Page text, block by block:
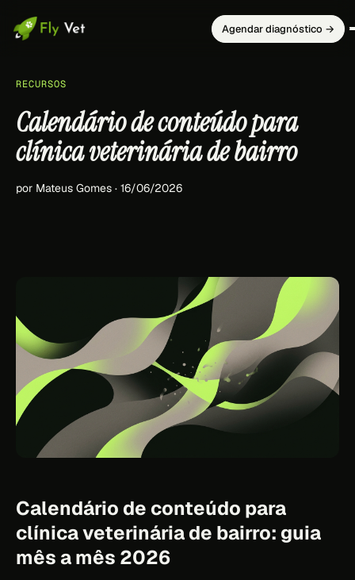
Agendar diagnóstico →
RECURSOS
Calendário de conteúdo para
clínica veterinária de bairro
por Mateus Gomes · 16/06/2026
Calendário de conteúdo para
clínica veterinária de bairro: guia
mês a mês 2026